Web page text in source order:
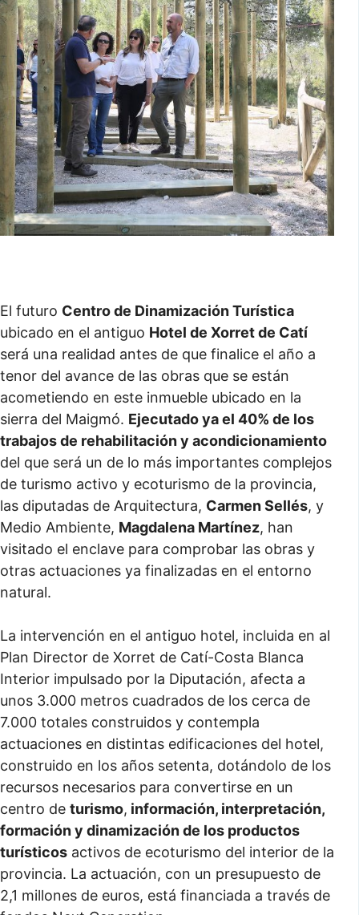
El futuro Centro de Dinamización Turística
ubicado en el antiguo Hotel de Xorret de Catí
será una realidad antes de que finalice el año a
tenor del avance de las obras que se están
acometiendo en este inmueble ubicado en la
sierra del Maigmó. Ejecutado ya el 40% de los
trabajos de rehabilitación y acondicionamiento
del que será un de lo más importantes complejos
de turismo activo y ecoturismo de la provincia,
las diputadas de Arquitectura, Carmen Sellés, y
Medio Ambiente, Magdalena Martínez, han
visitado el enclave para comprobar las obras y
otras actuaciones ya finalizadas en el entorno
natural.
La intervención en el antiguo hotel, incluida en al
Plan Director de Xorret de Catí-Costa Blanca
Interior impulsado por la Diputación, afecta a
unos 3.000 metros cuadrados de los cerca de
7.000 totales construidos y contempla
actuaciones en distintas edificaciones del hotel,
construido en los años setenta, dotándolo de los
recursos necesarios para convertirse en un
centro de turismo, información, interpretación,
formación y dinamización de los productos
turísticos activos de ecoturismo del interior de la
provincia. La actuación, con un presupuesto de
2,1 millones de euros, está financiada a través de